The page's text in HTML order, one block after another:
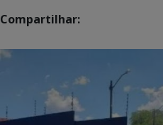
Compartilhar: